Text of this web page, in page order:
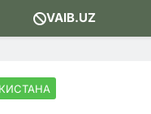
VAIB.UZ